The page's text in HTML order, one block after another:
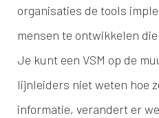
organisaties de tools
mensen te ontwikkelen
Je kunt een VSM op de
lijnleiders niet weten hoe
informatie, verandert er